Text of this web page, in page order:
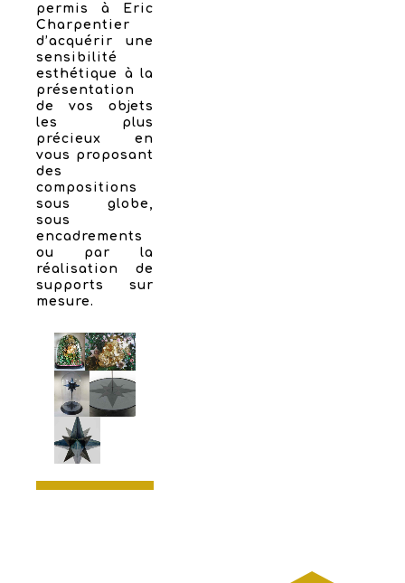
permis à Eric
Charpentier
d’acquérir une
sensibilité
esthétique à la
présentation
de vos objets
les plus
précieux en
vous proposant
des
compositions
sous globe,
sous
encadrements
ou par la
réalisation de
supports sur
mesure.